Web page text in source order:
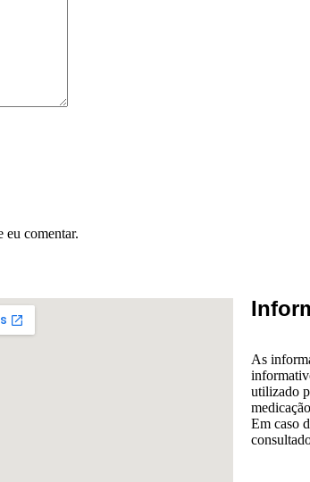
eu comentar.
As
utilizado
Em caso